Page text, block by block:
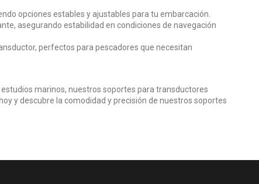
opciones estables y ajustables para tu embarcación.
asegurando estabilidad en condiciones de navegación
perfectos para pescadores que necesitan
marinos, nuestros soportes para transductores
y descubre la comodidad y precisión de nuestros soportes